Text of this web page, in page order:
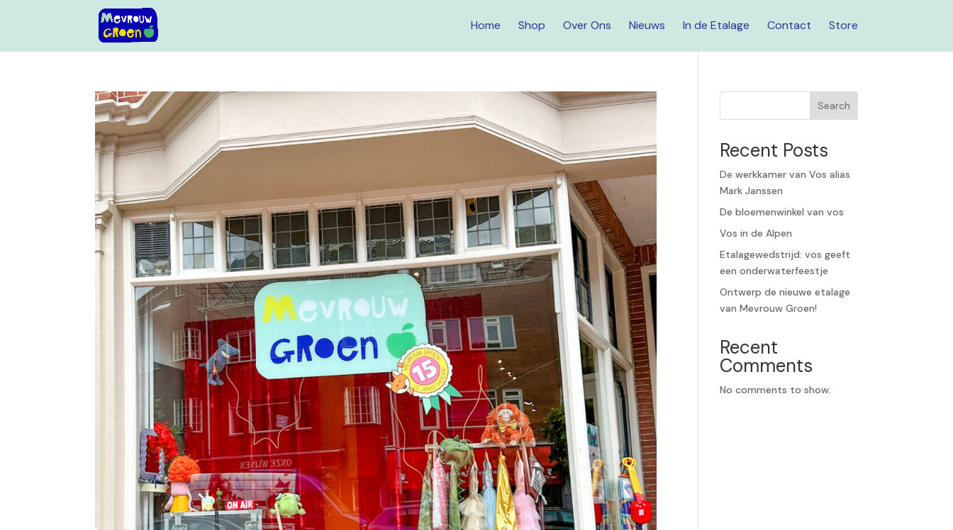
Home Shop Over Ons Nieuws In de Etalage Contact Store
Search
Recent Posts
De werkkamer van Vos alias
Mark Janssen
De bloemenwinkel van vos
Vos in de Alpen
Etalagewedstrijd: vos geeft
een onderwaterfeestje
Ontwerp de nieuwe etalage
van Mevrouw Groen!
Recent
Comments
No comments to show.